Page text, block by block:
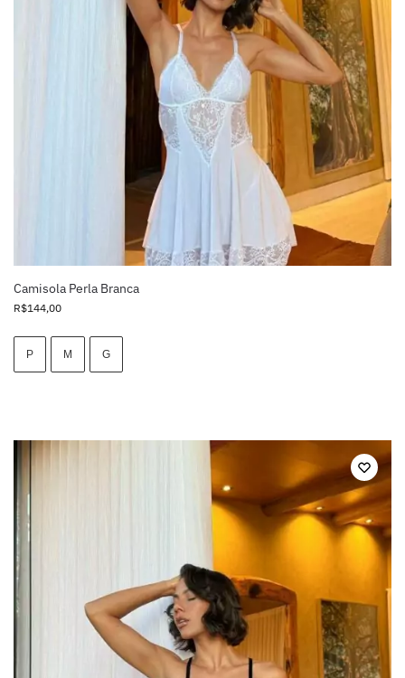
Camisola Perla Branca
R$144,00
P M G